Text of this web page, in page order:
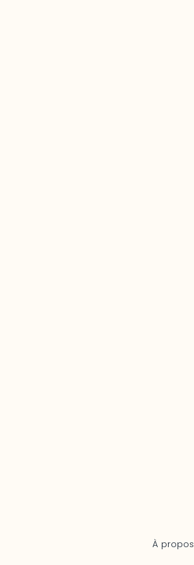
À propos